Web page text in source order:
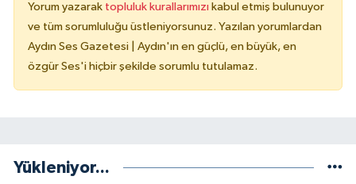
Yorum yazarak topluluk kurallarımızı kabul etmiş bulunuyor
ve tüm sorumluluğu üstleniyorsunuz. Yazılan yorumlardan
Aydın Ses Gazetesi | Aydın'ın en güçlü, en büyük, en
özgür Ses'i hiçbir şekilde sorumlu tutulamaz.
Yükleniyor...